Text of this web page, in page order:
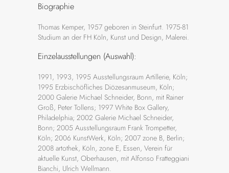
Biographie
Thomas Kemper, 1957 geboren in Steinfurt. 1975-81
Studium an der FH Köln, Kunst und Design, Malerei.
Einzelausstellungen (Auswahl):
1991, 1993, 1995 Ausstellungsraum Artillerie, Köln;
1995 Erzbischöfliches Diözesanmuseum, Köln;
2000 Galerie Michael Schneider, Bonn, mit Rainer
Groß, Peter Tollens; 1997 White Box Gallery,
Philadelphia; 2002 Galerie Michael Schneider,
Bonn; 2005 Ausstellungsraum Frank Trompetter,
Köln; 2006 KunstWerk, Köln; 2007 zone B, Berlin;
2008 artothek, Köln, zone E, Essen, Verein für
aktuelle Kunst, Oberhausen, mit Alfonso Fratteggiani
Bianchi, Ulrich Wellmann.